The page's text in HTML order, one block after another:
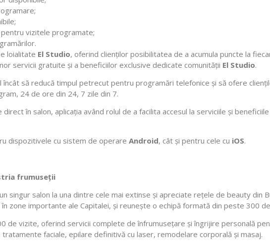
vizitele programate;
loialitate El Studio, oferind clienților posibilitatea de a acumula puncte la
servicii gratuite și a beneficiilor exclusive dedicate comunității El Studio.
să reducă timpul petrecut pentru programări telefonice și să ofere
24 de ore din 24, 7 zile din 7.
în salon, aplicația având rolul de a facilita accesul la serviciile și
dispozitivele cu sistem de operare Android, cât și pentru cele cu iOS.
frumuseții
singur salon la una dintre cele mai extinse și apreciate rețele de beauty din
zone importante ale Capitalei, și reunește o echipă formată din peste 300
de vizite, oferind servicii complete de înfrumusețare și îngrijire personală
faciale, epilare definitivă cu laser, remodelare corporală și masaj.